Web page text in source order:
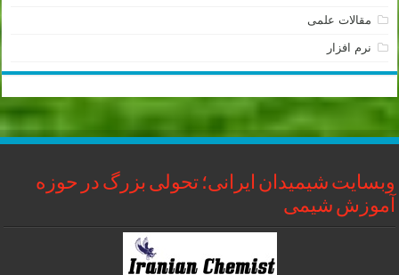
مقالات علمی
نرم افزار
وبسایت شیمیدان ایرانی؛ تحولی بزرگ در حوزه
آموزش شیمی